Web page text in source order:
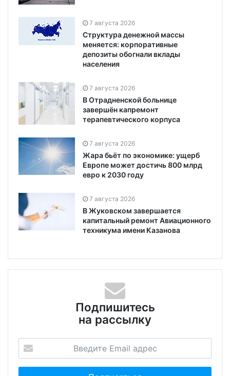
7 августа 2026
Структура денежной массы
меняется: корпоративные
депозиты обогнали вклады
населения
7 августа 2026
В Отрадненской больнице
завершён капремонт
терапевтического корпуса
7 августа 2026
Жара бьёт по экономике: ущерб
Европе может достичь 800 млрд
евро к 2030 году
7 августа 2026
В Жуковском завершается
капитальный ремонт Авиационного
техникума имени Казанова
Подпишитесь
на рассылку